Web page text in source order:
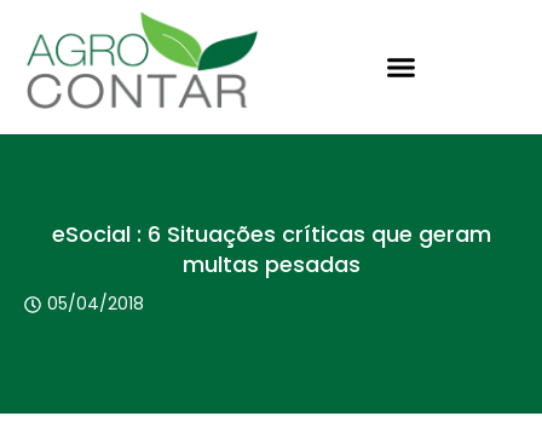
eSocial : 6 Situações críticas que geram
multas pesadas
05/04/2018